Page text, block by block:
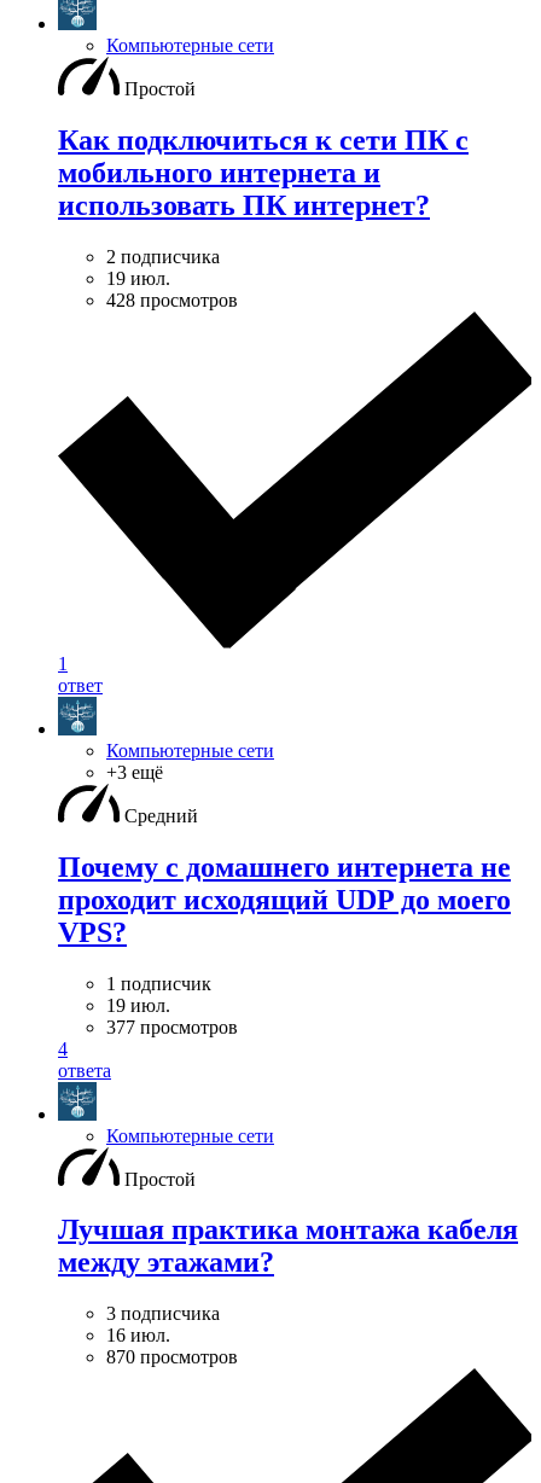
Компьютерные сети
Простой
Как подключиться к сети ПК с
мобильного интернета и
использовать ПК интернет?
2 подписчика
19 июл.
428 просмотров
1
ответ
Компьютерные сети
+3 ещё
Средний
Почему с домашнего интернета не
проходит исходящий UDP до моего
VPS?
1 подписчик
19 июл.
377 просмотров
4
ответа
Компьютерные сети
Простой
Лучшая практика монтажа кабеля
между этажами?
3 подписчика
16 июл.
870 просмотров